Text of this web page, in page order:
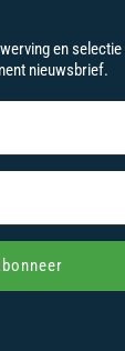
en
nieuwsbrief.